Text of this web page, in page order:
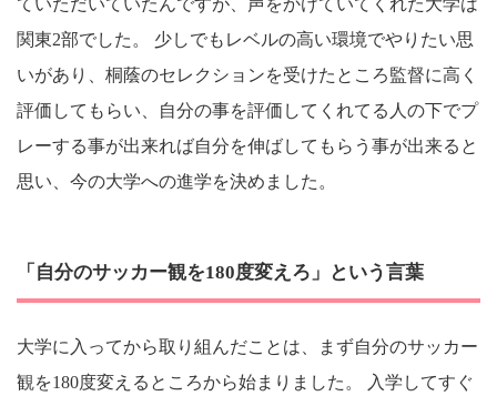
関東2部でした。 少しでもレベルの高い環境でやりたい思
いがあり、桐蔭のセレクションを受けたところ監督に高く
評価してもらい、自分の事を評価してくれてる人の下でプ
レーする事が出来れば自分を伸ばしてもらう事が出来ると
思い、今の大学への進学を決めました。
「自分のサッカー観を180度変えろ」という言葉
大学に入ってから取り組んだことは、まず自分のサッカー
観を180度変えるところから始まりました。 入学してすぐ